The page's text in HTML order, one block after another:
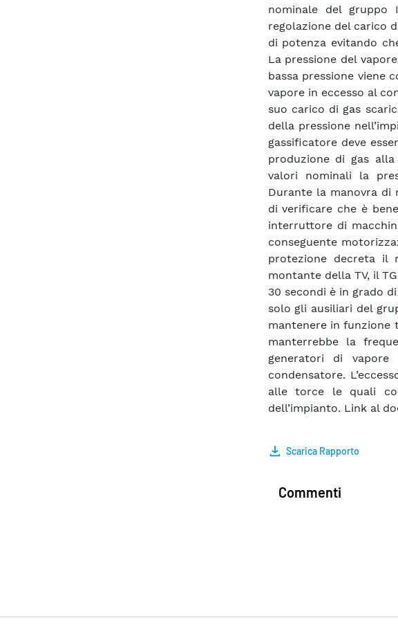
nominale del gruppo
regolazione del carico
di potenza evitando
La pressione del
bassa pressione viene
vapore in eccesso al
suo carico di gas
della pressione
gassificatore deve
produzione di gas
valori nominali la
Durante la manovra
di verificare che è
interruttore di
conseguente
protezione decreta il
montante della TV, il
30 secondi è in grado
solo gli ausiliari del
mantenere in funzione
manterrebbe la
generatori di
condensatore.
alle torce le quali
dell’impianto. Link al
Scarica Rapporto
Commenti